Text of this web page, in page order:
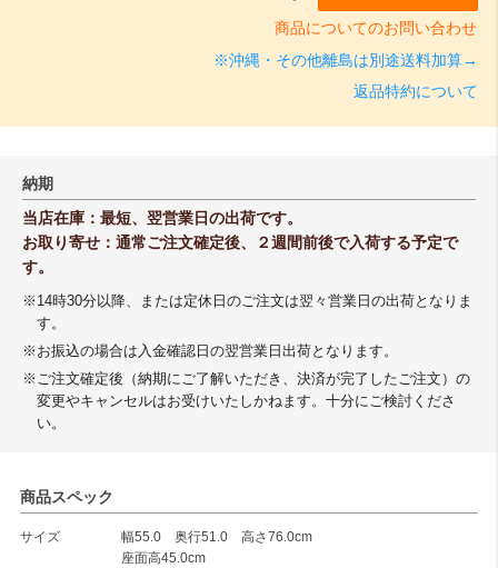
商品についてのお問い合わせ
※沖縄・その他離島は別途送料加算→
返品特約について
納期
当店在庫：最短、翌営業日の出荷です。
お取り寄せ：通常ご注文確定後、２週間前後で入荷する予定で
す。
※14時30分以降、または定休日のご注文は翌々営業日の出荷となりま
す。
※お振込の場合は入金確認日の翌営業日出荷となります。
※ご注文確定後（納期にご了解いただき、決済が完了したご注文）の
変更やキャンセルはお受けいたしかねます。十分にご検討くださ
い。
商品スペック
サイズ
幅55.0 奥行51.0 高さ76.0cm
座面高45.0cm